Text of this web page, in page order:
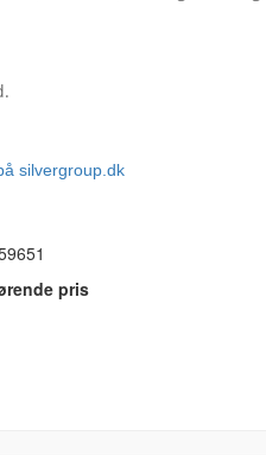
silvergroup.dk
pris